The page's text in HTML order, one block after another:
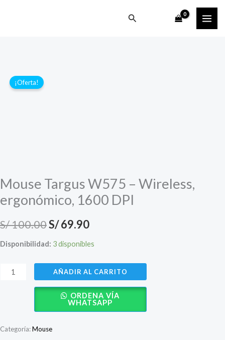
Buscar
¡Oferta!
Mouse Targus W575 – Wireless,
ergonómico, 1600 DPI
S/100.00El
precio
original
era:
S/ 100.00.
S/69.90El
precio
actual
es:
S/ 69.90.
Disponibilidad: 3 disponibles
Mouse
AÑADIR AL CARRITO
ORDENA VÍA
WHATSAPP
Categoría:Mouse